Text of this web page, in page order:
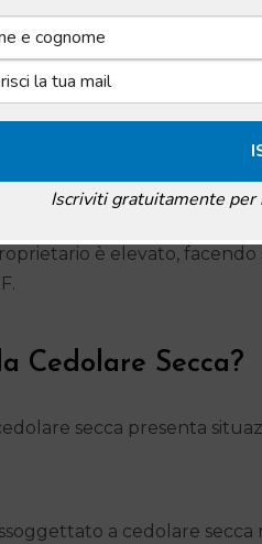
Qui i benefici fiscali
beneficiano di aliquote
calcolo della cedolare
la cedolare secca?
è elevato, facendo
Cedolare Secca?
secca presenta
a cedolare
Iscriviti gratuitamente